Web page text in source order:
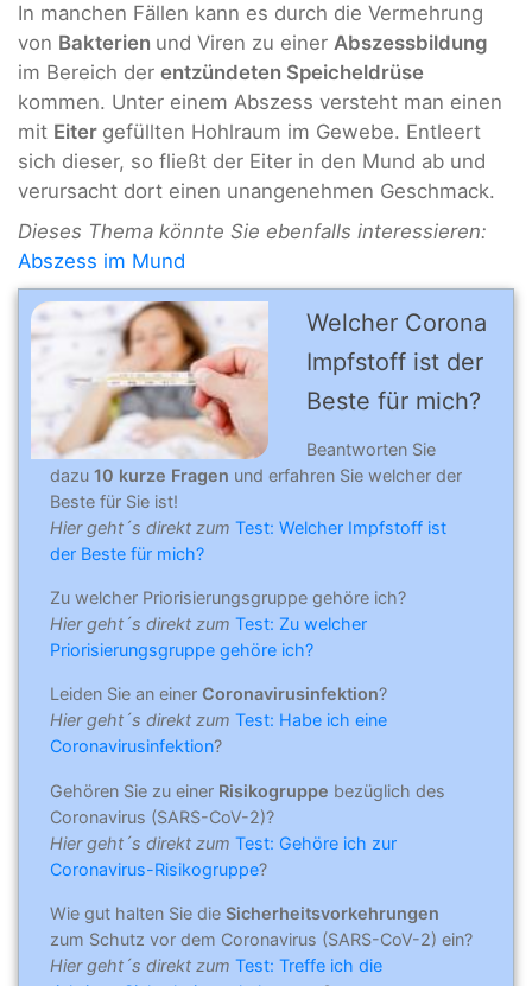
In manchen Fällen kann es durch die Vermehrung
von Bakterien und Viren zu einer Abszessbildung
im Bereich der entzündeten Speicheldrüse
kommen. Unter einem Abszess versteht man einen
mit Eiter gefüllten Hohlraum im Gewebe. Entleert
sich dieser, so fließt der Eiter in den Mund ab und
verursacht dort einen unangenehmen Geschmack.
Dieses Thema könnte Sie ebenfalls interessieren:
Abszess im Mund
Welcher Corona
Impfstoff ist der
Beste für mich?
Beantworten Sie
dazu 10 kurze Fragen und erfahren Sie welcher der
Beste für Sie ist!
Hier geht´s direkt zum Test: Welcher Impfstoff ist
der Beste für mich?
Zu welcher Priorisierungsgruppe gehöre ich?
Hier geht´s direkt zum Test: Zu welcher
Priorisierungsgruppe gehöre ich?
Leiden Sie an einer Coronavirusinfektion?
Hier geht´s direkt zum Test: Habe ich eine
Coronavirusinfektion?
Gehören Sie zu einer Risikogruppe bezüglich des
Coronavirus (SARS-CoV-2)?
Hier geht´s direkt zum Test: Gehöre ich zur
Coronavirus-Risikogruppe?
Wie gut halten Sie die Sicherheitsvorkehrungen
zum Schutz vor dem Coronavirus (SARS-CoV-2) ein?
Hier geht´s direkt zum Test: Treffe ich die